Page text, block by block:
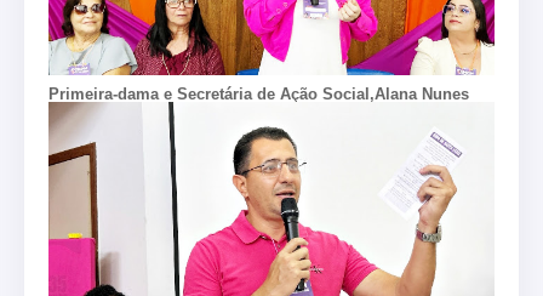
Primeira-dama e Secretária de Ação Social,Alana Nunes